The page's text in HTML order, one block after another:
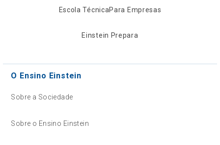
Escola TécnicaPara Empresas
Einstein Prepara
O Ensino Einstein
Sobre a Sociedade
Sobre o Ensino Einstein